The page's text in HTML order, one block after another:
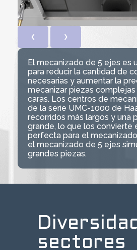
❮ ❯
El mecanizado de 5 ejes es
para reducir la cantidad de
necesarias y aumentar la
mecanizar piezas complejas
caras. Los centros de
de la serie UMC-1000 de
recorridos más largos y una
grande, lo que los convierte
perfecta para el
el mecanizado de 5 ejes
grandes piezas.
sectores